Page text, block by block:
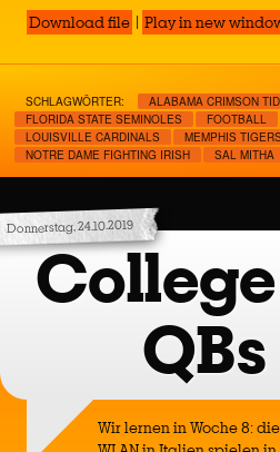
Download file | Play in new
SCHLAGWÖRTER: ALABAMA CRIMSON
FLORIDA STATE SEMINOLES
FOOTBALL
LOUISVILLE CARDINALS
MEMPHIS
NOTRE DAME FIGHTING IRISH
SAL MITHA
Donnerstag, 24.10.2019
Wir lernen in Woche 8: